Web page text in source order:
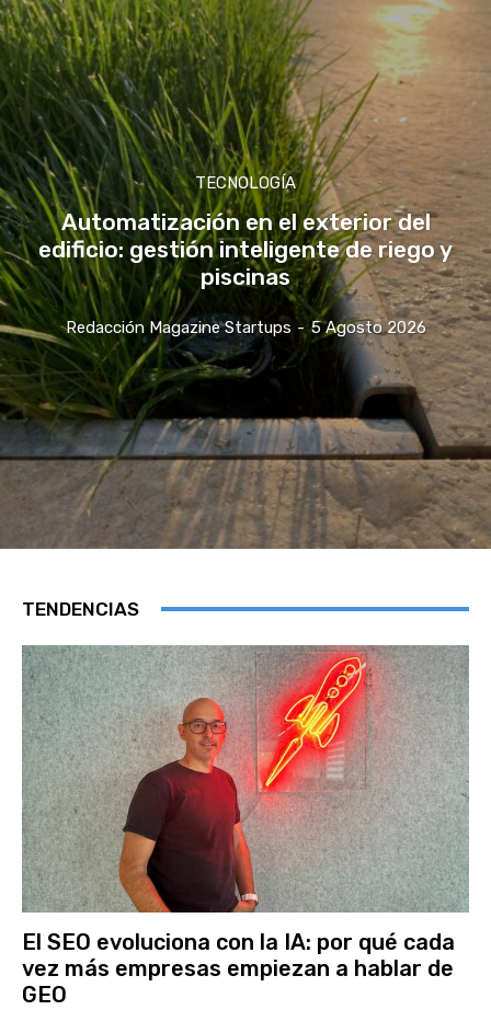
TECNOLOGÍA
Automatización en el exterior del
edificio: gestión inteligente de riego y
piscinas
Redacción Magazine Startups - 5 Agosto 2026
TENDENCIAS
El SEO evoluciona con la IA: por qué cada
vez más empresas empiezan a hablar de
GEO